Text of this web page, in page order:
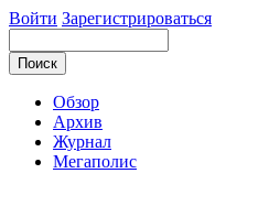
Войти Зарегистрироваться
Обзор
Архив
Журнал
Мегаполис